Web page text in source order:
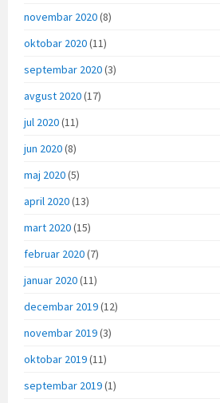
novembar 2020(8)
oktobar 2020(11)
septembar 2020(3)
avgust 2020(17)
jul 2020(11)
jun 2020(8)
maj 2020(5)
april 2020(13)
mart 2020(15)
februar 2020(7)
januar 2020(11)
decembar 2019(12)
novembar 2019(3)
oktobar 2019(11)
septembar 2019(1)